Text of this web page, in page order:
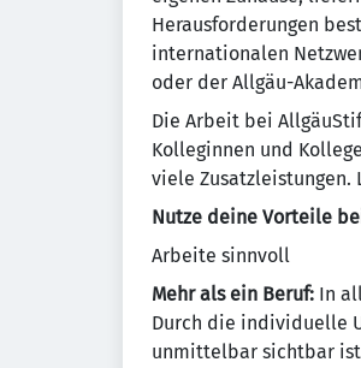
Herausforderungen
internationalen
oder der Allgäu-
Die Arbeit bei
Kolleginnen und
viele Zusatzleistungen.
Nutze deine Vorteile
Arbeite sinnvoll
Mehr als ein Beruf: In
Durch die individuelle
unmittelbar sichtbar ist